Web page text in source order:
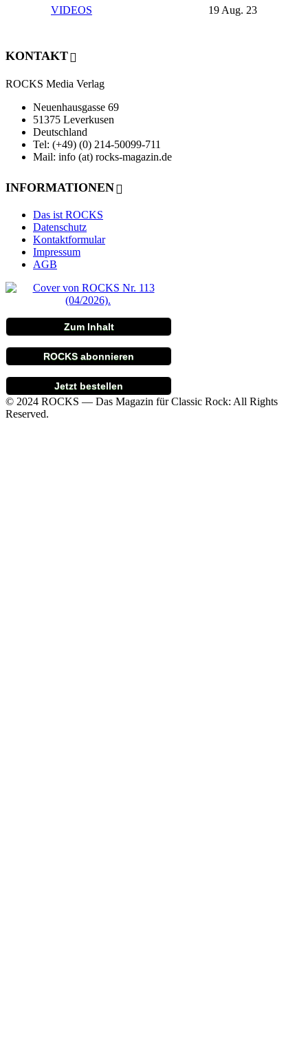
VIDEOS 19 Aug. 23
KONTAKT
ROCKS Media Verlag
Neuenhausgasse 69
51375 Leverkusen
Deutschland
Tel: (+49) (0) 214-50099-711
Mail: info (at) rocks-magazin.de
INFORMATIONEN
Das ist ROCKS
Datenschutz
Kontaktformular
Impressum
AGB
Zum Inhalt
ROCKS abonnieren
Jetzt bestellen
© 2024 ROCKS — Das Magazin für Classic Rock: All Rights
Reserved.